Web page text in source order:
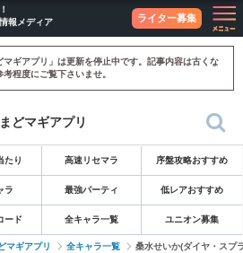
報メディア
ライター募集
ギアプリ」は更新を停止中です。記事内容は古くな
程度にご覧下さいませ。
どマギアプリ
たり 高速リセマラ 序盤攻略おすすめ
ラ 最強パーティ 低レアおすすめ
ード 全キャラ一覧 ユニオン募集
マギアプリ 全キャラ一覧 桑水せいか(ダイヤ・スプ